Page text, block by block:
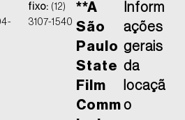
fixo: (12)
3107-1540
**A
São
Paulo
State
Film
Comm
Inform
ações
gerais
da
locaçã
o